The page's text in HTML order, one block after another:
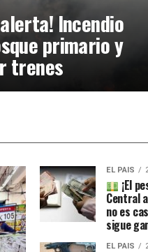
Incendio
primario y
trenes
EL PAIS
¡El
Central
no es
sigue
EL PAIS